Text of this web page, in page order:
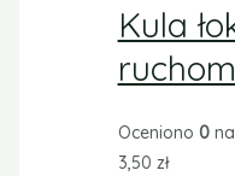
Kula
Oceniono 0
3,50 zł